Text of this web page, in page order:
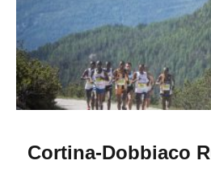
Cortina-Dobbiaco